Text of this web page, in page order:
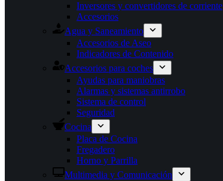
Inversores y convertidores de corriente
Accesorios
Agua y Saneamiento
Accesorios de Aseo
Indicadores de Contenido
Accesorios para coches
Ayudas para maniobras
Alarmas y sistemas antirrobo
Sistema de control
Seguridad
Cocina
Placa de Cocina
Fregadero
Horno y Parrilla
Multimedia y Comunicación